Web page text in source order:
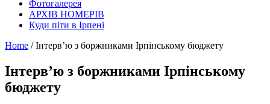
Фотогалерея
АРХІВ НОМЕРІВ
Куди піти в Ірпені
Home / Інтерв’ю з боржниками Ірпінському бюджету
Інтерв’ю з боржниками Ірпінському
бюджету